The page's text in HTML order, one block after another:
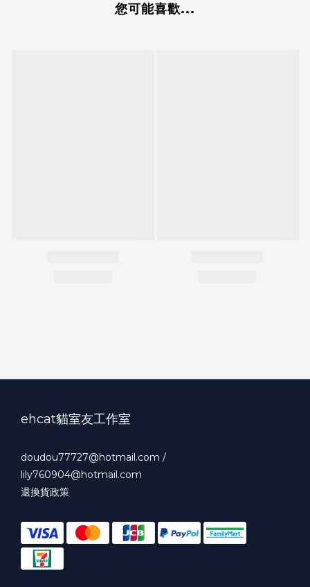
您可能喜歡...
ehcat貓室友工作室
doudou77727@hotmail.com /
lily760904@hotmail.com
退換貨政策